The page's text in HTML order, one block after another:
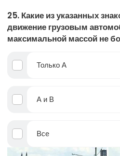
25. Какие из указанных
движение грузовым
максимальной массой не
Только А
А и В
Все